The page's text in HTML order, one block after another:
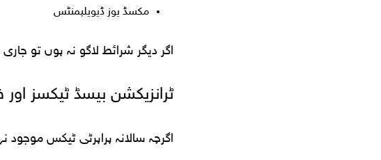
مکسڈ یوز ڈیویلپمنٹس
اگر دیگر شرائط لاگو نہ ہوں تو
ٹرانزیکشن بیسڈ ٹیکسز
اگرچہ سالانہ پراپرٹی ٹیکس